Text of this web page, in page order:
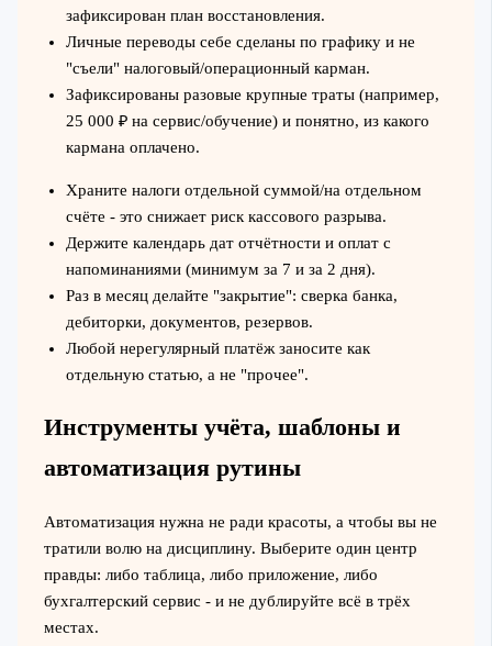
зафиксирован план восстановления.
Личные переводы себе сделаны по графику и не
"съели" налоговый/операционный карман.
Зафиксированы разовые крупные траты (например,
25 000 ₽ на сервис/обучение) и понятно, из какого
кармана оплачено.
Храните налоги отдельной суммой/на отдельном
счёте - это снижает риск кассового разрыва.
Держите календарь дат отчётности и оплат с
напоминаниями (минимум за 7 и за 2 дня).
Раз в месяц делайте "закрытие": сверка банка,
дебиторки, документов, резервов.
Любой нерегулярный платёж заносите как
отдельную статью, а не "прочее".
Инструменты учёта, шаблоны и
автоматизация рутины
Автоматизация нужна не ради красоты, а чтобы вы не
тратили волю на дисциплину. Выберите один центр
правды: либо таблица, либо приложение, либо
бухгалтерский сервис - и не дублируйте всё в трёх
местах.